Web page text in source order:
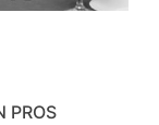
PROS